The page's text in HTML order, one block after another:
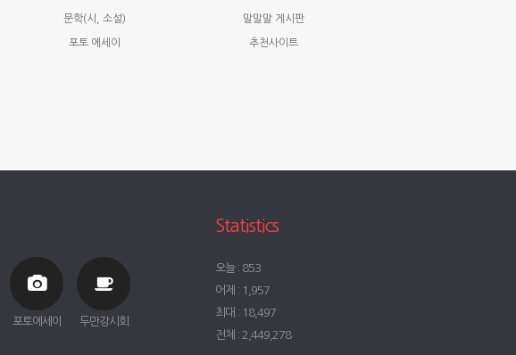
문학(시, 소설)
포토 에세이
말말말 게시판
추천사이트
포토에세이 두만강시회
Statistics
오늘 : 853
어제 : 1,957
최대 : 18,497
전체 : 2,449,278